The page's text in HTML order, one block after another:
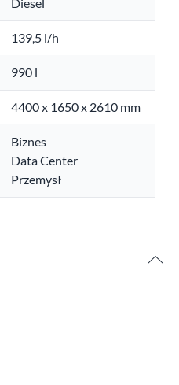
139,5 l/h
990 l
4400 x 1650 x 2610 mm
Biznes
Data Center
Przemysł